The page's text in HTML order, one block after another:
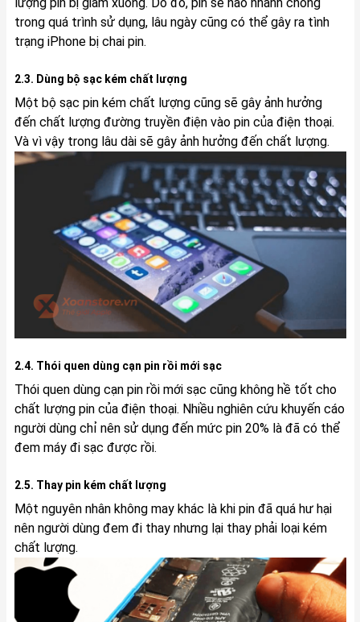
trong quá trình sử dụng, lâu ngày cũng có thể gây ra tình
trạng iPhone bị chai pin.
2.3. Dùng bộ sạc kém chất lượng
Một bộ sạc pin kém chất lượng cũng sẽ gây ảnh hưởng
đến chất lượng đường truyền điện vào pin của điện thoại.
Và vì vậy trong lâu dài sẽ gây ảnh hưởng đến chất lượng.
2.4. Thói quen dùng cạn pin rồi mới sạc
Thói quen dùng cạn pin rồi mới sạc cũng không hề tốt cho
chất lượng pin của điện thoại. Nhiều nghiên cứu khuyến cáo
người dùng chỉ nên sử dụng đến mức pin 20% là đã có thể
đem máy đi sạc được rồi.
2.5. Thay pin kém chất lượng
Một nguyên nhân không may khác là khi pin đã quá hư hại
nên người dùng đem đi thay nhưng lại thay phải loại kém
chất lượng.